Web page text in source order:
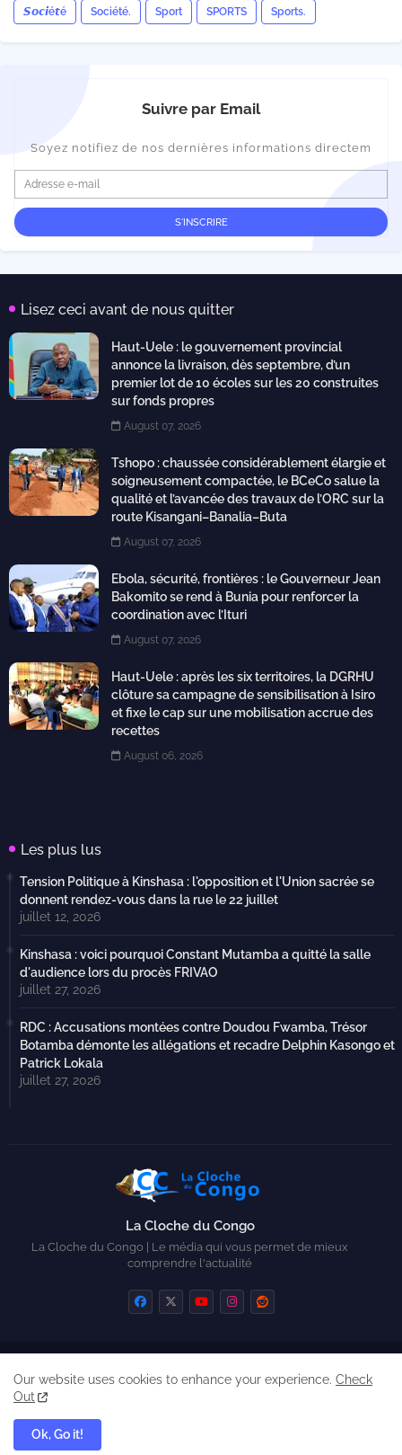
𝙎𝙤𝙘𝙞é𝙩é Société. Sport SPORTS Sports.
Suivre par Email
Soyez notifiez de nos dernières informations directem
Lisez ceci avant de nous quitter
Haut-Uele : le gouvernement provincial
annonce la livraison, dès septembre, d’un
premier lot de 10 écoles sur les 20 construites
sur fonds propres
August 07, 2026
Tshopo : chaussée considérablement élargie et
soigneusement compactée, le BCeCo salue la
qualité et l’avancée des travaux de l’ORC sur la
route Kisangani–Banalia–Buta
August 07, 2026
Ebola, sécurité, frontières : le Gouverneur Jean
Bakomito se rend à Bunia pour renforcer la
coordination avec l’Ituri
August 07, 2026
Haut-Uele : après les six territoires, la DGRHU
clôture sa campagne de sensibilisation à Isiro
et fixe le cap sur une mobilisation accrue des
recettes
August 06, 2026
Les plus lus
Tension Politique à Kinshasa : l'opposition et l'Union sacrée se
donnent rendez-vous dans la rue le 22 juillet
juillet 12, 2026
Kinshasa : voici pourquoi Constant Mutamba a quitté la salle
d'audience lors du procès FRIVAO
juillet 27, 2026
RDC : Accusations montées contre Doudou Fwamba, Trésor
Botamba démonte les allégations et recadre Delphin Kasongo et
Patrick Lokala
juillet 27, 2026
La Cloche du Congo
La Cloche du Congo | Le média qui vous permet de mieux
comprendre l'actualité
Copyright © 2025 La Cloche du Congo. All Right Reserved
Our website uses cookies to enhance your experience. Check
Out
Ok, Go it!